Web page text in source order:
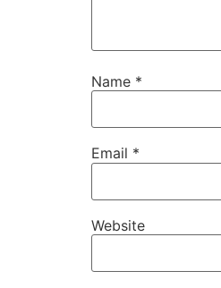
Name *
Email *
Website